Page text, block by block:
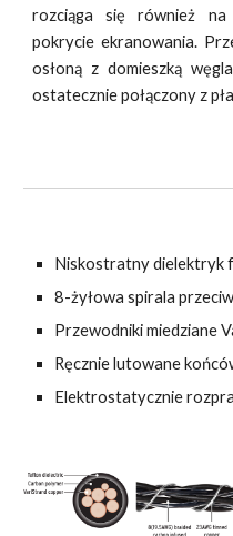
rozciąga się również na
pokrycie ekranowania.
osłoną z domieszką
ostatecznie połączony z
Niskostratny dielektryk
8-żyłowa spirala
Przewodniki miedziane
Ręcznie lutowane
Elektrostatycznie